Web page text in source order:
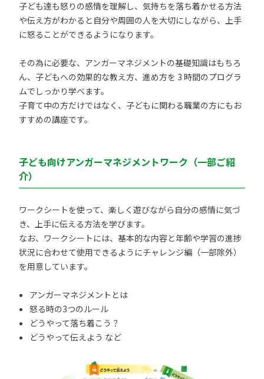
子ども達も怒りの感情を理解し、気持ちを落ち着かせる方法
や伝え方がわかると自分や周囲の人を大切にしながら、上手
に怒ることができるようになります。
その為に必要な、アンガーマネジメントの基礎知識はもちろ
ん、子どもへの効果的な教え方、進め方を 3 時間のプログラ
ムでしっかり学べます。
子育て中の方だけではなく、子どもに関わる職業の方にもお
すすめの講座です。
子ども向けアンガーマネジメントワーク（一部ご紹
介）
ワークシートを使って、楽しく遊びながら自分の感情に気づ
き、上手に伝える方法を学びます。
なお、ワークシートには、基本的な内容と年齢や学習の進捗
状況に合わせて使用できるようにチャレンジ編（一部除外）
を用意しています。
アンガーマネジメントとは
怒る時の3つのルール
どうやって落ち着こう？
どうやって伝えよう など